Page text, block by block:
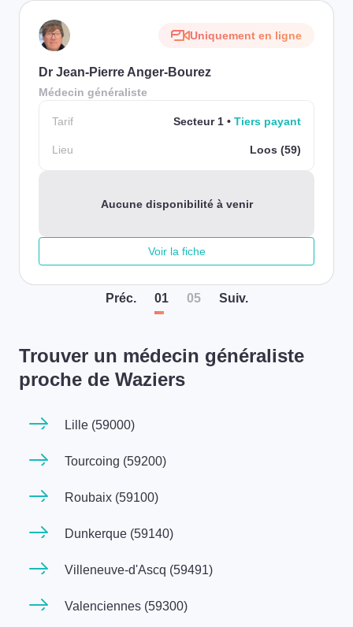
Uniquement en ligne
Dr Jean-Pierre Anger-Bourez
Médecin généraliste
Tarif Secteur 1 Tiers payant
Lieu Loos (59)
Aucune disponibilité à venir
Voir la fiche
Préc. 01 05 Suiv.
Trouver un médecin généraliste
proche de Waziers
Lille (59000)
Tourcoing (59200)
Roubaix (59100)
Dunkerque (59140)
Villeneuve-d'Ascq (59491)
Valenciennes (59300)